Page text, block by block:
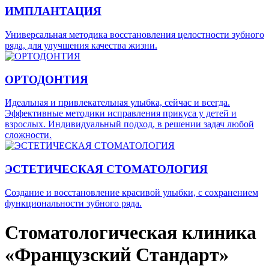
ИМПЛАНТАЦИЯ
Универсальная методика восстановления целостности зубного
ряда, для улучшения качества жизни.
ОРТОДОНТИЯ
Идеальная и привлекательная улыбка, сейчас и всегда.
Эффективные методики исправления прикуса у детей и
взрослых. Индивидуальный подход, в решении задач любой
сложности.
ЭСТЕТИЧЕСКАЯ СТОМАТОЛОГИЯ
Создание и восстановление красивой улыбки, с сохранением
функциональности зубного ряда.
Стоматологическая клиника
«Французский Стандарт»